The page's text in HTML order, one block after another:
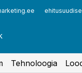
Tehnoloogia